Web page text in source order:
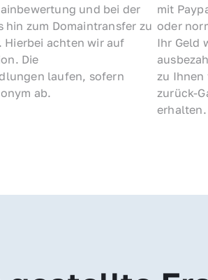
und bei der
hin zum Domaintransfer zu
Hierbei achten wir auf
Die
laufen, sofern
ab.
mit
oder
Ihr Geld
zu Ihnen
zurück-
erhalten.